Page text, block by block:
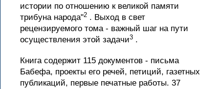
истории по отношению к великой памяти
трибуна народа"2 . Выход в свет
рецензируемого тома - важный шаг на пути
осуществления этой задачи3 .
Книга содержит 115 документов - письма
Бабефа, проекты его речей, петиций, газетных
публикаций, первые печатные работы. 37